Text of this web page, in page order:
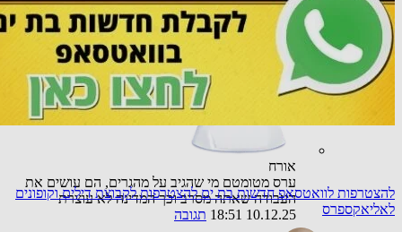
להצטרפות לוואטסאפ חדשות בת יםלהצטרפות לקבוצת דילים וקופונים
לאליאקספרס
למדינה. על חשבון האזרחים הקיימים כמובן
24.03.25 10:43
תגובה
אורח
ערס מטומטם מי שהגיב על מהגרים, הם עושים את
העבודה שאתה מסרב וכך המדינה לא עוצרת
10.12.25 18:51
תגובה